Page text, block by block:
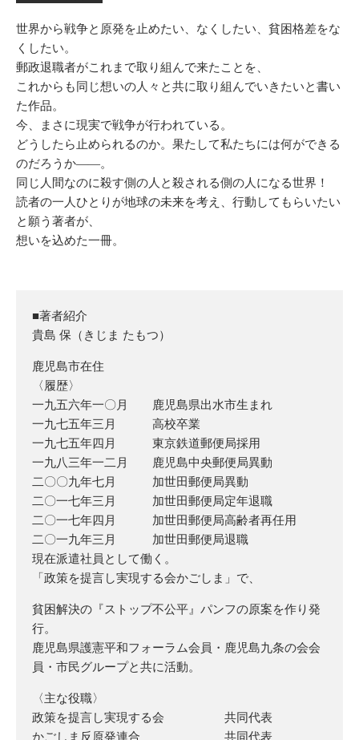
世界から戦争と原発を止めたい、なくしたい、貧困格差をな
くしたい。
郵政退職者がこれまで取り組んで来たことを、
これからも同じ想いの人々と共に取り組んでいきたいと書い
た作品。
今、まさに現実で戦争が行われている 。
どうしたら止められるのか。果たして私たちには何ができる
のだろうか――。
同じ人間なのに殺す側の人と殺される側の人になる世界！
読者の一人ひとりが地球の未来を考え、行動してもらいたい
と願う著者が、
想いを込めた一冊。
■著者紹介
貴島 保（きじま たもつ）
鹿児島市在住
〈履歴〉
一九五六年一〇月 鹿児島県出水市生まれ
一九七五年三月 高校卒業
一九七五年四月 東京鉄道郵便局採用
一九八三年一二月 鹿児島中央郵便局異動
二〇〇九年七月 加世田郵便局異動
二〇一七年三月 加世田郵便局定年退職
二〇一七年四月 加世田郵便局高齢者再任用
二〇一九年三月 加世田郵便局退職
現在派遣社員として働く。
「政策を提言し実現する会かごしま」で、
貧困解決の『ストップ不公平』パンフの原案を作り発
行。
鹿児島県護憲平和フォーラム会員・鹿児島九条の会会
員・市民グループと共に活動。
〈主な役職〉
政策を提言し実現する会 共同代表
かごしま反原発連合 共同代表